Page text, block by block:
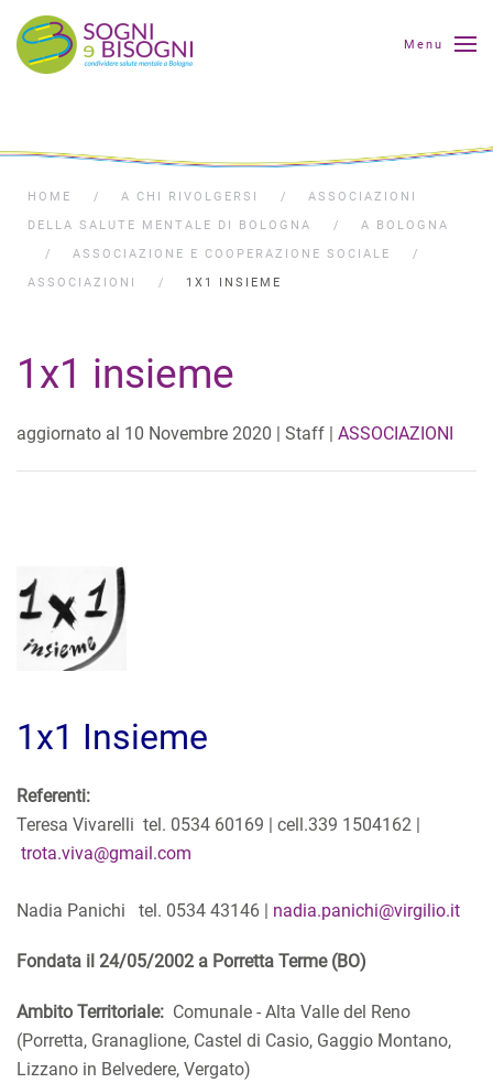
Menu
HOME A CHI RIVOLGERSI
ASSOCIAZIONI
DELLA SALUTE MENTALE DI BOLOGNA
A BOLOGNA
ASSOCIAZIONE E COOPERAZIONE SOCIALE
ASSOCIAZIONI
1X1 INSIEME
1x1 insieme
aggiornato al 10 Novembre 2020 | Staff | ASSOCIAZIONI
1x1 Insieme
Referenti:
Teresa Vivarelli tel. 0534 60169 | cell.339 1504162 |
trota.viva@gmail.com
Nadia Panichi tel. 0534 43146 | nadia.panichi@virgilio.it
Fondata il 24/05/2002 a Porretta Terme (BO)
Ambito Territoriale: Comunale - Alta Valle del Reno
(Porretta, Granaglione, Castel di Casio, Gaggio Montano,
Lizzano in Belvedere, Vergato)